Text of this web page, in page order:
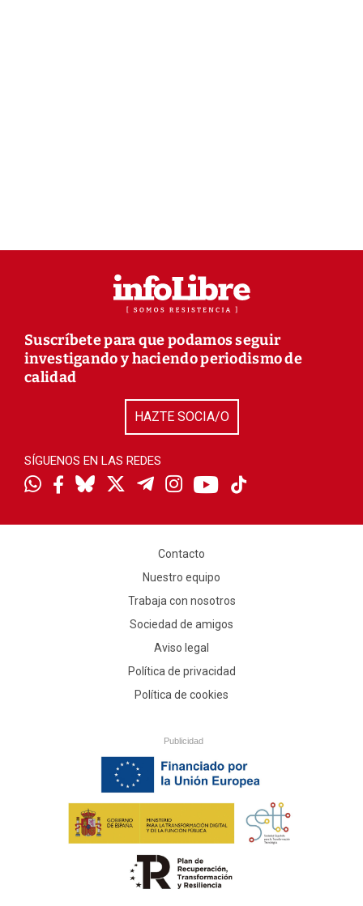
Suscríbete para que podamos seguir
investigando y haciendo periodismo de
calidad
HAZTE SOCIA/O
SÍGUENOS EN LAS REDES
Contacto
Nuestro equipo
Trabaja con nosotros
Sociedad de amigos
Aviso legal
Política de privacidad
Política de cookies
Publicidad